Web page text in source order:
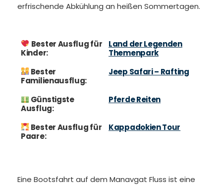
erfrischende Abkühlung an heißen Sommertagen.
Bester Ausflug für
Kinder:
Land der Legenden
Themenpark
Bester
Familienausflug:
Jeep Safari – Rafting
Günstigste
Ausflug:
Pferde Reiten
Bester Ausflug für
Paare:
Kappadokien Tour
Eine Bootsfahrt auf dem Manavgat Fluss ist eine